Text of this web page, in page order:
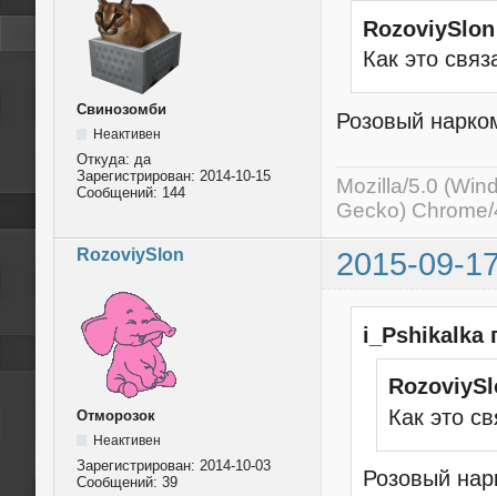
Свинозомби
Неактивен
Откуда: да
Зарегистрирован: 2014-10-15
Сообщений: 144
Как это
Розовый
Mozilla/5.0
Gecko)
RozoviySlon 2015-09-
Отморозок
Неактивен
Зарегистрирован: 2014-10-03
Сообщений: 39
i_Pshikalka
Как это
Розовый